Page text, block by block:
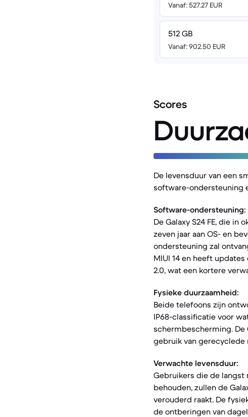
Vanaf: 527.27 EUR
512 GB
Vanaf: 902.50 EUR
Scores
De levensduur van een
software-ondersteuning
Software-ondersteuning:
De Galaxy S24 FE, die
zeven jaar aan OS- en
ondersteuning zal
MIUI 14 en heeft
2.0, wat een kortere
Fysieke duurzaamheid:
Beide telefoons zijn
IP68-classificatie voor
schermbescherming. De
gebruik van
Verwachte levensduur:
Gebruikers die de
behouden, zullen de
verouderd raakt. De
de ontberingen van